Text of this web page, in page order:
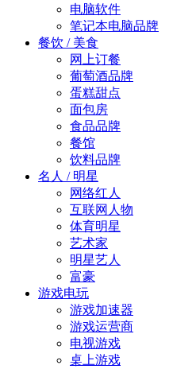
电脑软件
笔记本电脑品牌
餐饮 / 美食
网上订餐
葡萄酒品牌
蛋糕甜点
面包房
食品品牌
餐馆
饮料品牌
名人 / 明星
网络红人
互联网人物
体育明星
艺术家
明星艺人
富豪
游戏电玩
游戏加速器
游戏运营商
电视游戏
桌上游戏